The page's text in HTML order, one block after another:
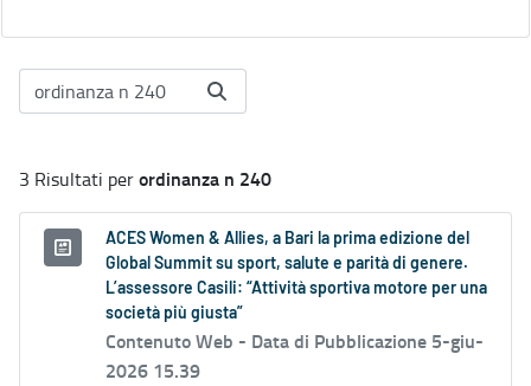
3 Risultati perordinanza n 240
ACES Women & Allies, a Bari la prima edizione del
Global Summit su sport, salute e parità di genere.
L’assessore Casili: “Attività sportiva motore per una
società più giusta”
Contenuto Web - Data di Pubblicazione 5-giu-
2026 15.39